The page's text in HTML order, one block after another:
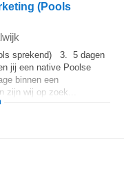
(Pools
sprekend) 3. 5 dagen
jij een native Poolse
binnen een
zijn wij op zoek...